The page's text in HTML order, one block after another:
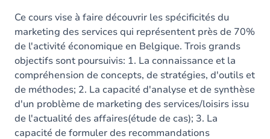
Table des matières
Ce cours vise à faire découvrir les spécificités du
marketing des services qui représentent près de 70%
de l'activité économique en Belgique. Trois grands
objectifs sont poursuivis: 1. La connaissance et la
compréhension de concepts, de stratégies, d'outils et
de méthodes; 2. La capacité d'analyse et de synthèse
d'un problème de marketing des services/loisirs issu
de l'actualité des affaires(étude de cas); 3. La
capacité de formuler des recommandations